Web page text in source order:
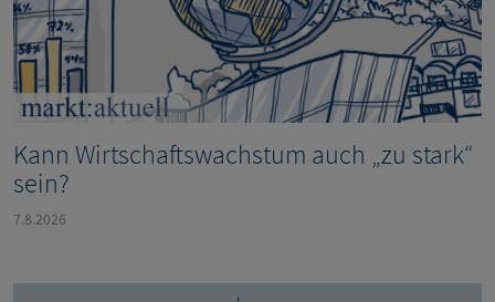
Kann Wirtschaftswachstum auch „zu stark“
sein?
7.8.2026